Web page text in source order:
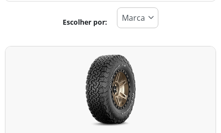
Todos os tipos (1)
Todas as estações (1)
Escolher por: